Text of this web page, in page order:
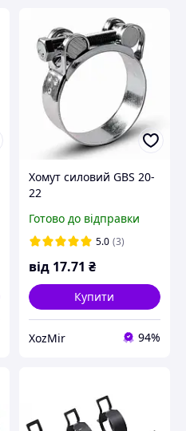
Хомут силовий GBS 20-
22
Готово до відправки
5.0 (3)
від 17.71 ₴
Купити
ХоzMir 94%